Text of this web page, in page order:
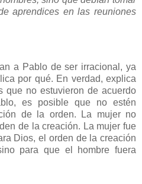
aprendices en las reuniones
a Pablo de ser irracional, ya
por qué. En verdad, explica
que no estuvieron de acuerdo
es posible que no estén
de la orden. La mujer no
de la creación. La mujer fue
Dios, el orden de la creación
para que el hombre fuera